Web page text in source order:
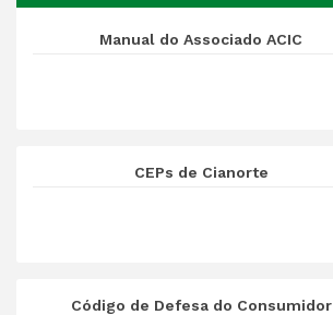
Manual do Associado ACIC
CEPs de Cianorte
Código de Defesa do Consumidor